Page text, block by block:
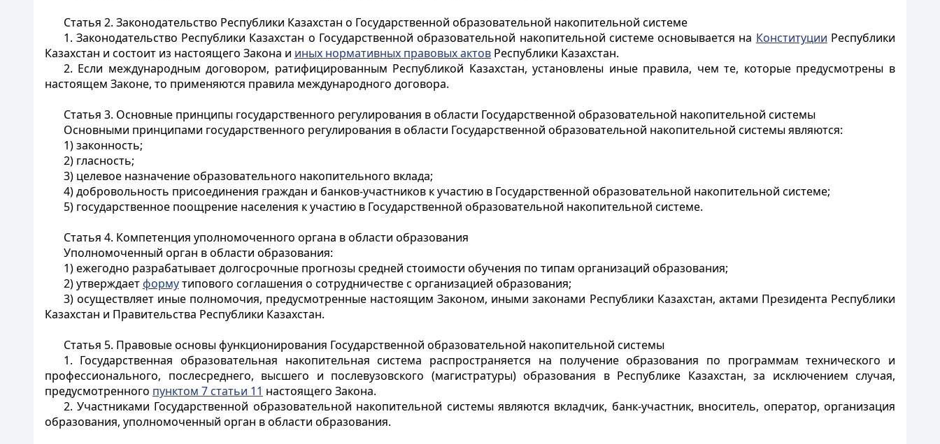
Статья 2. Законодательство Республики Казахстан о Государственной образовательной накопительной системе
1. Законодательство Республики Казахстан о Государственной образовательной накопительной системе основывается на Конституции Республики
Казахстан и состоит из настоящего Закона и иных нормативных правовых актов Республики Казахстан.
2. Если международным договором, ратифицированным Республикой Казахстан, установлены иные правила, чем те, которые предусмотрены в
настоящем Законе, то применяются правила международного договора.
Статья 3. Основные принципы государственного регулирования в области Государственной образовательной накопительной системы
Основными принципами государственного регулирования в области Государственной образовательной накопительной системы являются:
1) законность;
2) гласность;
3) целевое назначение образовательного накопительного вклада;
4) добровольность присоединения граждан и банков-участников к участию в Государственной образовательной накопительной системе;
5) государственное поощрение населения к участию в Государственной образовательной накопительной системе.
Статья 4. Компетенция уполномоченного органа в области образования
Уполномоченный орган в области образования:
1) ежегодно разрабатывает долгосрочные прогнозы средней стоимости обучения по типам организаций образования;
2) утверждаетформутипового соглашения о сотрудничестве с организацией образования;
3) осуществляет иные полномочия, предусмотренные настоящим Законом, иными законами Республики Казахстан, актами Президента Республики
Казахстан и Правительства Республики Казахстан.
Статья 5. Правовые основы функционирования Государственной образовательной накопительной системы
1. Государственная образовательная накопительная система распространяется на получение образования по программам технического и
профессионального, послесреднего, высшего и послевузовского (магистратуры) образования в Республике Казахстан, за исключением случая,
предусмотренного пунктом 7 статьи 11 настоящего Закона.
2. Участниками Государственной образовательной накопительной системы являются вкладчик, банк-участник, вноситель, оператор, организация
образования, уполномоченный орган в области образования.